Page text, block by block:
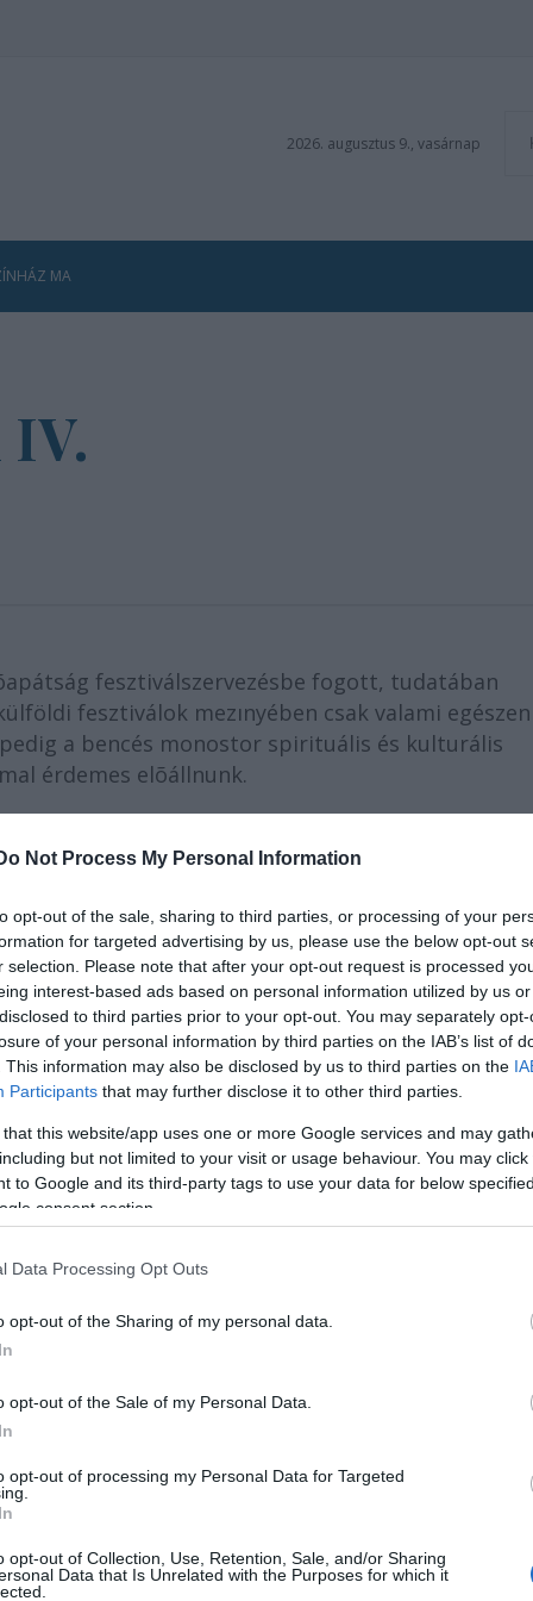
Not Process My Personal Information
opt-out of the sale, sharing to third parties, or processing of your
for targeted advertising by us, please use the below opt-out
selection. Please note that after your opt-out request is processed
interest-based ads based on personal information utilized by us
to third parties prior to your opt-out. You may separately
of your personal information by third parties on the IAB’s list of
This information may also be disclosed by us to third parties on the
Participants that may further disclose it to other third parties.
that this website/app uses one or more Google services and may
but not limited to your visit or usage behaviour. You may
to Google and its third-party tags to use your data for below
consent section.
Data Processing Opt Outs
opt-out of the Sharing of my personal data.
opt-out of the Sale of my Personal Data.
opt-out of processing my Personal Data for Targeted
opt-out of Collection, Use, Retention, Sale, and/or Sharing
Data that Is Unrelated with the Purposes for which it
2026. augusztus 9., vasárnap
MA
fesztiválszervezésbe fogott, tudatában
fesztiválok mezınyében csak valami egészen
a bencés monostor spirituális és kulturális
érdemes elõállnunk.
néven a Pannonhalmi Művészeti Fesztivál, amely a
tőzte ki célul - egy középkori templom és
amelyek minden esetben egy kortárs és egy régi
napjában csak az ő műveiket halljuk. A kortárs
válasszunk, aki bár a nemzetközi zenei élet
kevéssé ismert. Őt minden esetben arra kérjük, hogy
, 2006-ban a szicíliaiSalvatore Sciarrinótláttuk
Valentin Silvestrovfogadta el meghívásunkat, akinek
a fesztivál ısbemutatókkal és több mint egy tucat
élet
szólaltatják meg hallatlanul lírai, nosztalgikus
át visszhangozza. Így aztán a sok alkati
szinte magától értetıdı módon merült fel.
nyolc alternatív társulat meghívásával, akiknek 10-10
egy-egy általuk választott mondatára. Az
hogy a közönség a kertben átsétált egyik helyszínről a
tartozó, New Yorkban élő
lesz a vendégünk. Az együttes munkája a
épül, aki napjainkban a kortárs tánc egyik igen
képviselte Svájcot a 2005-ös 51. Velencei Biennálén.
installációját helyezi
pavilon kiállítójaként szintén szerepelt a Velencei
címe: Az óra körbejár.
illúzió és valóság viszonyáról, a fény elbizonytalanító és